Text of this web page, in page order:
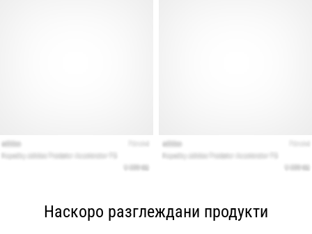
Наскоро разглеждани продукти